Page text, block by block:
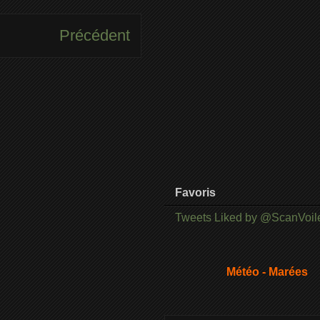
Précédent
Favoris
Tweets Liked by
Météo - Marées